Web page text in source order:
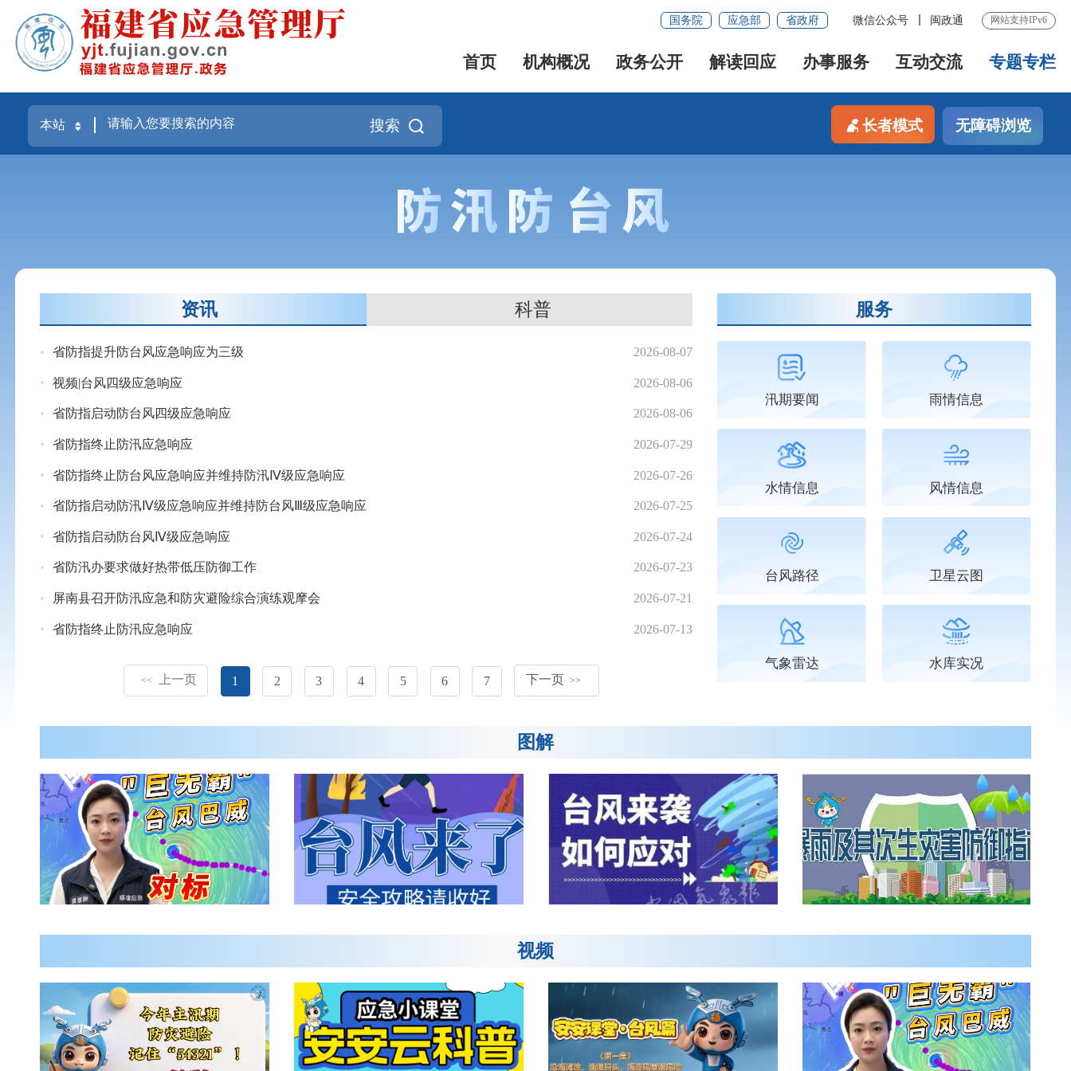
国务院 应急部 省政府 微信公众号 闽政通 网站支持IPv6
首页 机构概况 政务公开 解读回应 办事服务 互动交流 专题专栏
搜索 长者模式 无障碍浏览
资讯 科普
省防指提升防台风应急响应为三级 2026-08-07
视频|台风四级应急响应 2026-08-06
省防指启动防台风四级应急响应 2026-08-06
省防指终止防汛应急响应 2026-07-29
省防指终止防台风应急响应并维持防汛Ⅳ级应急响应 2026-07-26
省防指启动防汛Ⅳ级应急响应并维持防台风Ⅲ级应急响应 2026-07-25
省防指启动防台风Ⅳ级应急响应 2026-07-24
省防汛办要求做好热带低压防御工作 2026-07-23
屏南县召开防汛应急和防灾避险综合演练观摩会 2026-07-21
省防指终止防汛应急响应 2026-07-13
<< 上一页 1 2 3 4 5 6 7 下一页 >>
视频|防汛—雨天行车安全四要点
视频|台风提醒视频
防汛科普系列漫画｜低温雨雪冰冻灾害防范注意事项
[安全大求真]11月秋台风扎堆，罕见“四台风共舞”！扎堆出现的
台风来了，安全攻略请收好
[福建发布]快乐暑假，安全护航；预防溺水，畅“游”一夏
[主播说安全]今天来谈谈夏季“噩梦”热射病，热射病到底是个什
应急科普|台风来临防御措施、避险指南
1 2
服务
汛期要闻 雨情信息
水情信息 风情信息
台风路径 卫星云图
气象雷达 水库实况
图解
视频